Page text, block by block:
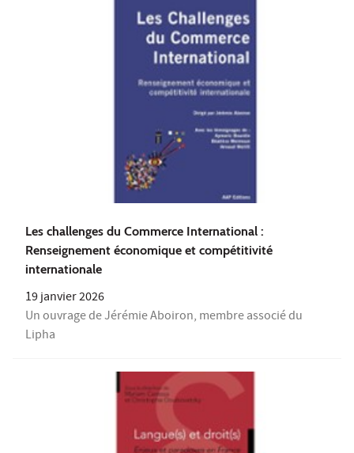
Les challenges du Commerce International :
Renseignement économique et compétitivité
internationale
19 janvier 2026
Un ouvrage de Jérémie Aboiron, membre associé du
Lipha